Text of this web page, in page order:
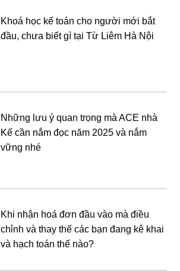
Khoá học kế toán cho người mới bắt
đầu, chưa biết gì tại Từ Liêm Hà Nội
Những lưu ý quan trọng mà ACE nhà
Kế cần nắm đọc năm 2025 và nắm
vững nhé
Khi nhận hoá đơn đầu vào mà điều
chỉnh và thay thế các bạn đang kê khai
và hạch toán thế nào?